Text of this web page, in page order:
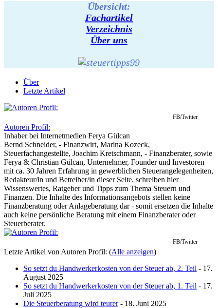
Übersicht:
Fachartikel
Verzeichnis
Über uns
Über
Letzte Artikel
FB/Twitter
Autoren Profil:
Inhaberbei Internetmedien Ferya Gülcan
Bernd Schneider, - Finanzwirt, Marina Kozeck,
Steuerfachangestellte, Joachim Kretschmann, - Finanzberater, sowie
Ferya & Christian Gülcan, Unternehmer, Founder und Investoren
mit ca. 30 Jahren Erfahrung in gewerblichen Steuerangelegenheiten,
Redakteur/in und Betreiber/in dieser Seite, schreiben hier
Wissenswertes, Ratgeber und Tipps zum Thema Steuern und
Finanzen. Die Inhalte des Informationsangebots stellen keine
Finanzberatung oder Anlageberatung dar - somit ersetzen die Inhalte
auch keine persönliche Beratung mit einem Finanzberater oder
Steuerberater.
FB/Twitter
Letzte Artikel von Autoren Profil: (Alle anzeigen)
So setzt du Handwerkerkosten von der Steuer ab, 2. Teil - 17.
August 2025
So setzt du Handwerkerkosten von der Steuer ab, 1. Teil - 17.
Juli 2025
Die Steuerberatung wird teurer- 18. Juni 2025